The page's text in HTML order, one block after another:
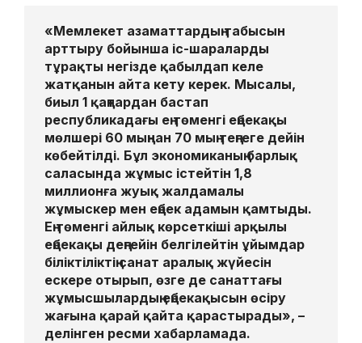
«Мемлекет азаматтардың табысын
арттыру бойынша іс-шараларды
тұрақты негізде қабылдап келе
жатқанын айта кету керек. Мысалы,
биыл 1 қаңтардан бастап
республикадағы ең төменгі еңбекақы
мөлшері 60 мыңнан 70 мың теңгеге дейін
көбейтілді. Бұл экономиканың барлық
саласында жұмыс істейтін 1,8
миллионға жуық жалдамалы
жұмыскер мен еңбек адамын қамтыды.
Ең төменгі айлық көрсеткіші арқылы
еңбекақы деңгейін белгілейтін ұйымдар
біліктіліктің санат аралық жүйесін
ескере отырып, өзге де санаттағы
жұмысшылардың еңбекақысын өсіру
жағына қарай қайта қарастырады», –
делінген ресми хабарламада.